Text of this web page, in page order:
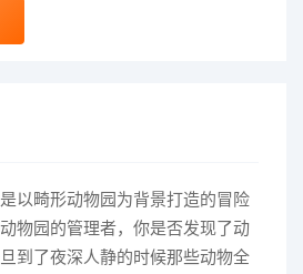
以畸形动物园为背景打造的冒险
物园的管理者，你是否发现了动
到了夜深人静的时候那些动物全